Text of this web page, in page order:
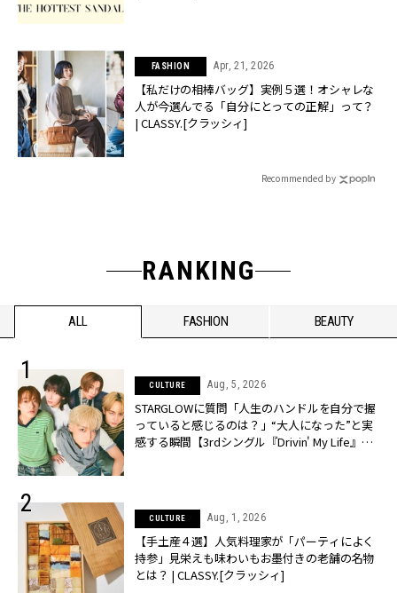
FASHION Apr, 21, 2026
【私だけの相棒バッグ】実例５選！オシャレな
人が今選んでる「自分にとっての正解」って？
| CLASSY.[クラッシィ]
Recommended by
RANKING
ALL FASHION BEAUTY
CULTURE Aug, 5, 2026
STARGLOWに質問「人生のハンドルを自分で握
っていると感じるのは？」“大️人になった”と実
感する瞬間【3rdシングル『Drivin' My Life』発
CULTURE Aug, 1, 2026
【手土産４選】人気料理家が「パーティによく
持参」見栄えも味わいもお墨付きの老舗の名物
とは？ | CLASSY.[クラッシィ]